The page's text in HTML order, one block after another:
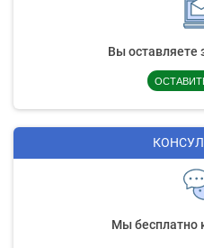
Вы оставляете
Мы бесплатно